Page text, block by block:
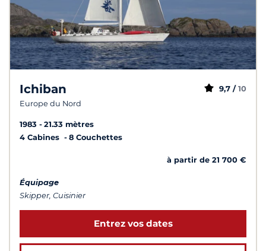
Ichiban
Europe du Nord
9,7 / 10
1983
21.33 mètres
4 Cabines
8 Couchettes
à partir de 21 700 €
Équipage
Skipper, Cuisinier
Entrez vos dates